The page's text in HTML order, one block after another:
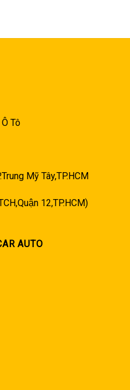
Tô
Mỹ Tây,TP.HCM
12,TP.HCM)
AUTO